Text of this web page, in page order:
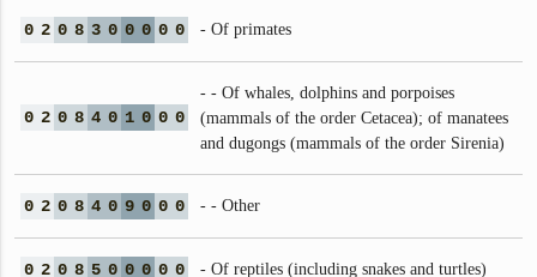
0 2 0 8 3 0 0 0 0 0 - Of primates
0 2 0 8 4 0 1 0 0 0
- - Of whales, dolphins and porpoises
(mammals of the order Cetacea); of manatees
and dugongs (mammals of the order Sirenia)
0 2 0 8 4 0 9 0 0 0 - - Other
0 2 0 8 5 0 0 0 0 0 - Of reptiles (including snakes and turtles)